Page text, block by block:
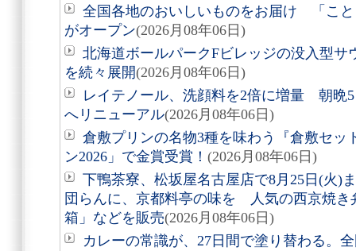
全国各地のおいしいものをお届け 「こ
がオープン(2026月08年06日)
北海道ボールパークFビレッジの没入型サ
を続々展開(2026月08年06日)
レイテノール、洗顔料を2倍に増量 朝晩
へリニューアル(2026月08年06日)
倉敷プリンの名物3種を味わう『倉敷セッ
ン2026」で金賞受賞！ (2026月08年06日)
下鴨茶寮、松坂屋名古屋店で8月25日(火)
団らんに、京都料亭の味を 人気の西京焼き
箱」などを販売(2026月08年06日)
カレーの常識が、27日間で塗り替わる。